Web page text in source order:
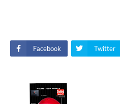
Facebook Twitter